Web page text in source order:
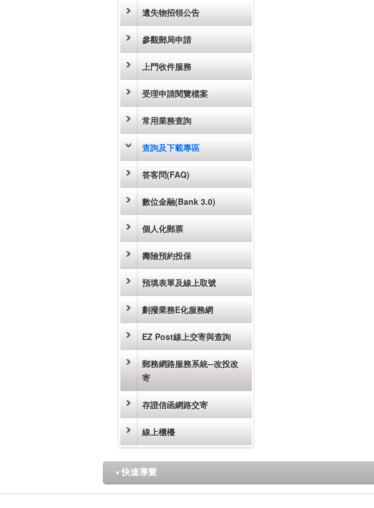
遺失物招領公告
參觀郵局申請
上門收件服務
受理申請閱覽檔案
常用業務查詢
查詢及下載專區
答客問(FAQ)
數位金融(Bank 3.0)
個人化郵票
壽險預約投保
預填表單及線上取號
劃撥業務E化服務網
EZ Post線上交寄與查詢
郵務網路服務系統--改投改
寄
存證信函網路交寄
線上櫃檯
▼ 快速導覽